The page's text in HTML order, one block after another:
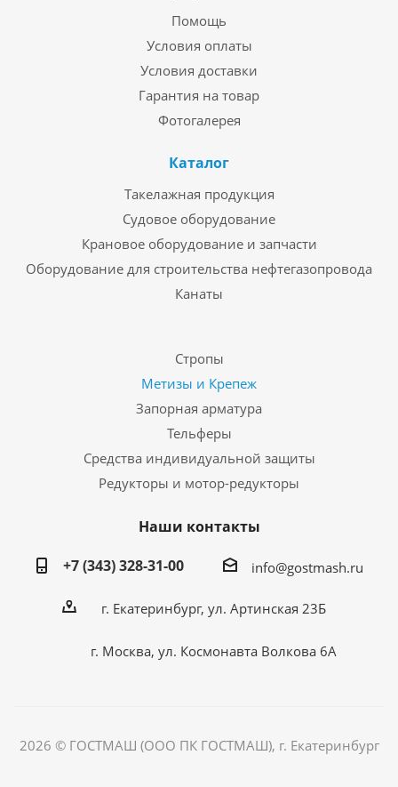
Помощь
Условия оплаты
Условия доставки
Гарантия на товар
Фотогалерея
Каталог
Такелажная продукция
Судовое оборудование
Крановое оборудование и запчасти
Оборудование для строительства нефтегазопровода
Канаты
Стропы
Метизы и Крепеж
Запорная арматура
Тельферы
Средства индивидуальной защиты
Редукторы и мотор-редукторы
Наши контакты
+7 (343) 328-31-00
info@gostmash.ru
г. Екатеринбург, ул. Артинская 23Б
г. Москва, ул. Космонавта Волкова 6А
2026 © ГОСТМАШ (ООО ПК ГОСТМАШ), г. Екатеринбург